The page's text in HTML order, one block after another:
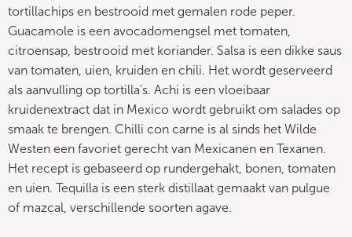
tortillachips en bestrooid met gemalen rode peper.
Guacamole is een avocadomengsel met tomaten,
citroensap, bestrooid met koriander. Salsa is een dikke saus
van tomaten, uien, kruiden en chili. Het wordt geserveerd
als aanvulling op tortilla's. Achi is een vloeibaar
kruidenextract dat in Mexico wordt gebruikt om salades op
smaak te brengen. Chilli con carne is al sinds het Wilde
Westen een favoriet gerecht van Mexicanen en Texanen.
Het recept is gebaseerd op rundergehakt, bonen, tomaten
en uien. Tequilla is een sterk distillaat gemaakt van pulgue
of mazcal, verschillende soorten agave.